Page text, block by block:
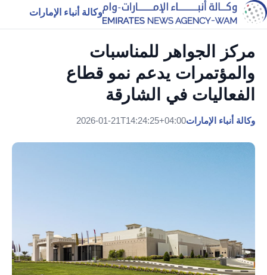
وكالة أنباء الإمارات
مركز الجواهر للمناسبات
والمؤتمرات يدعم نمو قطاع
الفعاليات في الشارقة
وكالة أنباء الإمارات2026-01-21T14:24:25+04:00